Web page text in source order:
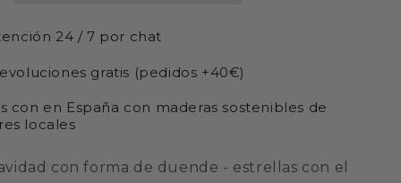
24 / 7 por chat
gratis (pedidos +40€)
con en España con maderas sostenibles de
locales
con forma de duende - estrellas con el